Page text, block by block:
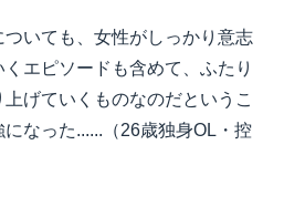
いても、女性がしっかり意志
エピソードも含めて、ふたり
げていくものなのだというこ
なった......（26歳独身OL・控